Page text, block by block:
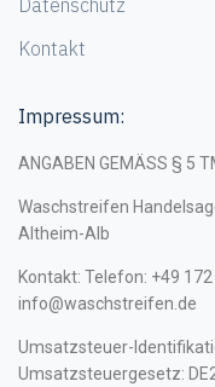
Datenschutz
Kontakt
Impressum:
ANGABEN GEMÄSS § 5
Waschstreifen
Altheim-Alb
Kontakt: Telefon: +49
info@waschstreifen.de
Umsatzsteuer-
Umsatzsteuergesetz: